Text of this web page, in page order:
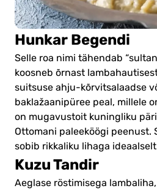
Hunkar Begendi
Selle roa nimi tähendab
koosneb õrnast
suitsuse ahju-kõrvitsalaadse
baklažaanipüree peal, millele
on mugavustoit kuningliku
Ottomani paleeköögi peenust.
sobib rikkaliku lihaga
Kuzu Tandir
Aeglase röstimisega